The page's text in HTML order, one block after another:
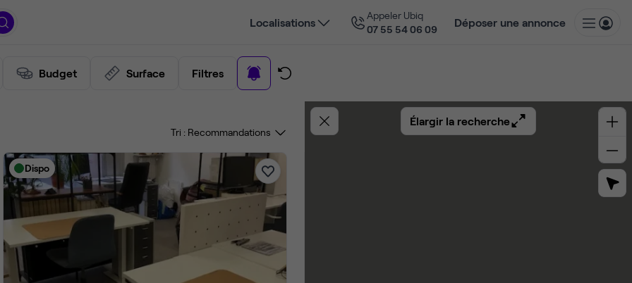
Localisations
Appeler Ubiq
07 55 54 06 09
Déposer une annonce
Budget Surface Filtres
Tri :
Élargir la recherche